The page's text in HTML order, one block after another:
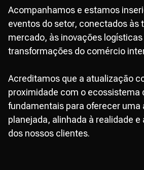
Acompanhamos e estamos
eventos do setor, conectados às
mercado, às inovações
transformações do comércio
Acreditamos que a atualização
proximidade com o ecossistema
fundamentais para oferecer uma
planejada, alinhada à realidade
dos nossos clientes.